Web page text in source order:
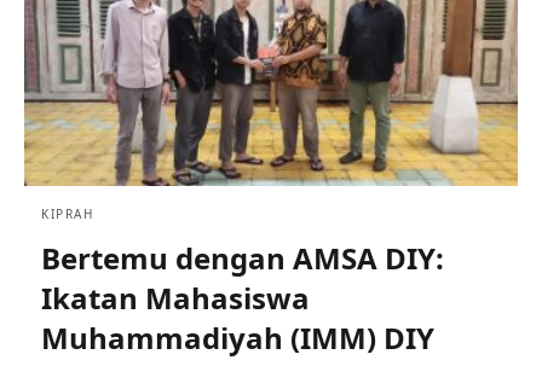
KIPRAH
Bertemu dengan AMSA DIY:
Ikatan Mahasiswa
Muhammadiyah (IMM) DIY